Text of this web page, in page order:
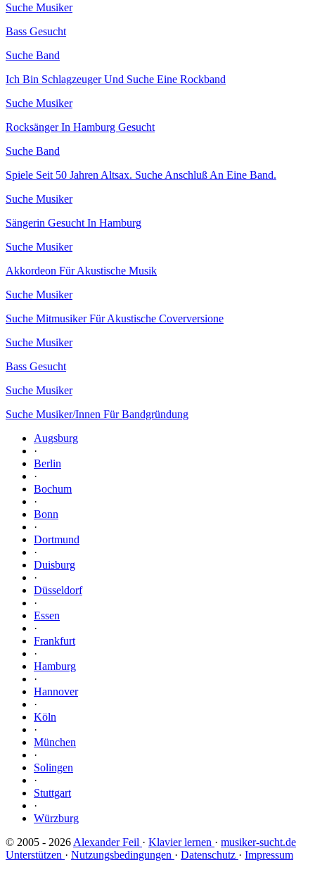
Suche Musiker
Bass Gesucht
Suche Band
Ich Bin Schlagzeuger Und Suche Eine Rockband
Suche Musiker
Rocksänger In Hamburg Gesucht
Suche Band
Spiele Seit 50 Jahren Altsax. Suche Anschluß An Eine Band.
Suche Musiker
Sängerin Gesucht In Hamburg
Suche Musiker
Akkordeon Für Akustische Musik
Suche Musiker
Suche Mitmusiker Für Akustische Coverversione
Suche Musiker
Bass Gesucht
Suche Musiker
Suche Musiker/Innen Für Bandgründung
Augsburg
·
Berlin
·
Bochum
·
Bonn
·
Dortmund
·
Duisburg
·
Düsseldorf
·
Essen
·
Frankfurt
·
Hamburg
·
Hannover
·
Köln
·
München
·
Solingen
·
Stuttgart
·
Würzburg
© 2005 - 2026 Alexander Feil · Klavier lernen · musiker-sucht.de
Unterstützen · Nutzungsbedingungen · Datenschutz · Impressum